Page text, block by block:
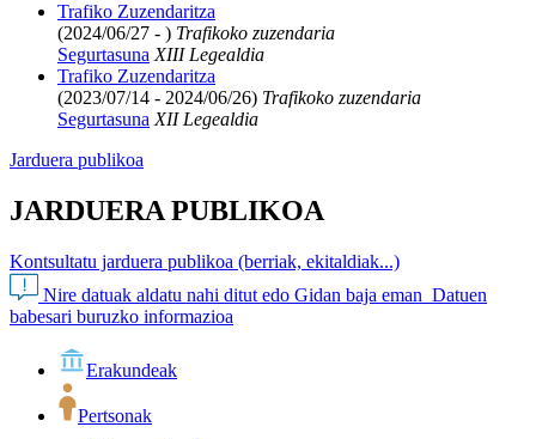
Trafiko Zuzendaritza
(2024/06/27 - ) Trafikoko zuzendaria
Segurtasuna XIII Legealdia
Trafiko Zuzendaritza
(2023/07/14 - 2024/06/26) Trafikoko zuzendaria
Segurtasuna XII Legealdia
Jarduera publikoa
JARDUERA PUBLIKOA
Kontsultatu jarduera publikoa (berriak, ekitaldiak...)
Nire datuak aldatu nahi ditut edo Gidan baja eman Datuen
babesari buruzko informazioa
Erakundeak
Pertsonak